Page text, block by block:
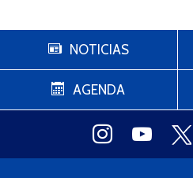
NOTICIAS
AGENDA